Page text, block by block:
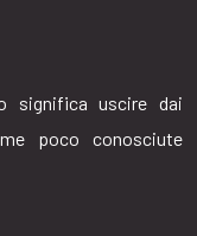
significa uscire dai
poco conosciute